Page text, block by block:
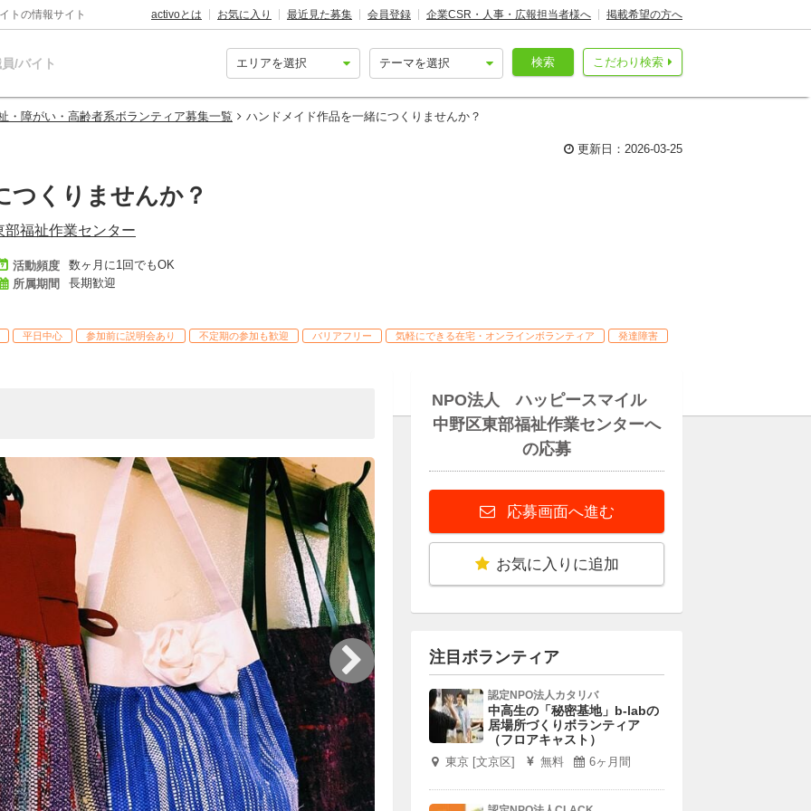
トの情報サイト activoとは お気に入り 最近見た募集 会員登録 企業CSR・人事・広報担当者様へ 掲載希望の方へ
/バイト こだわり検索
検索
・障がい・高齢者系ボランティア募集一覧 ハンドメイド作品を一緒につくりませんか？
更新日：2026-03-25
つくりませんか？
福祉作業センター
活動頻度
数ヶ月に1回でもOK
所属期間
長期歓迎
平日中心 参加前に説明会あり 不定期の参加も歓迎 バリアフリー 気軽にできる在宅・オンラインボランティア 発達障害
NPO法人 ハッピースマイル
中野区東部福祉作業センターへ
の応募
応募画面へ進む
お気に入りに追加
注目ボランティア
認定NPO法人カタリバ
中高生の「秘密基地」b-labの
居場所づくりボランティア
（フロアキャスト）
東京 [文京区] 無料 6ヶ月間